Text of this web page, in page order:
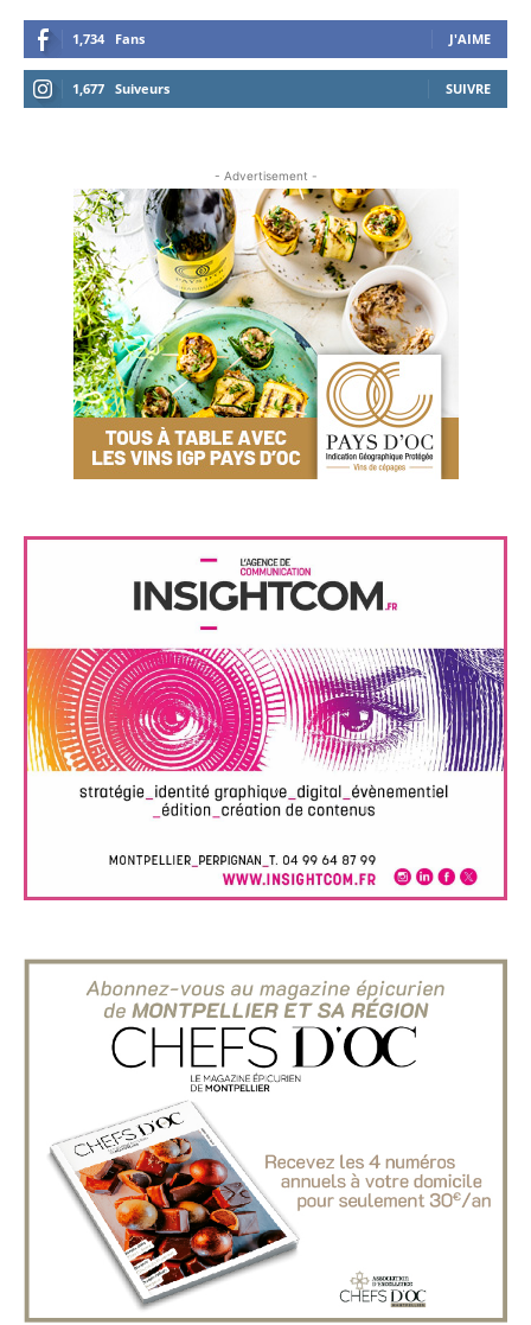
1,734 Fans J'AIME
1,677 Suiveurs SUIVRE
- Advertisement -